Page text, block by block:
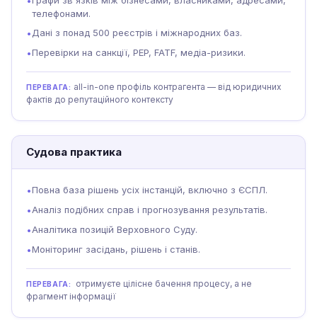
телефонами.
• Дані з понад 500 реєстрів і міжнародних баз.
•Перевірки на санкції, PEP, FATF, медіа-ризики.
ПЕРЕВАГА: all-in-one профіль контрагента — від юридичних
фактів до репутаційного контексту
Судова практика
•Повна база рішень усіх інстанцій, включно з ЄСПЛ.
•Аналіз подібних справ і прогнозування результатів.
•Аналітика позицій Верховного Суду.
•Моніторинг засідань, рішень і станів.
ПЕРЕВАГА:
отримуєте цілісне бачення процесу, а не
фрагмент інформації